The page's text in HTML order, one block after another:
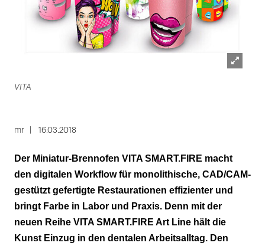
VITA
mr 16.03.2018
Der Miniatur-Brennofen VITA SMART.FIRE macht
den digitalen Workflow für monolithische, CAD/CAM-
gestützt gefertigte Restaurationen effizienter und
bringt Farbe in Labor und Praxis. Denn mit der
neuen Reihe VITA SMART.FIRE Art Line hält die
Kunst Einzug in den dentalen Arbeitsalltag. Den